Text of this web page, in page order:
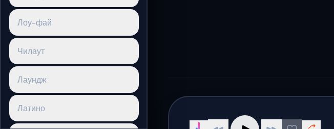
Лоу-фай
Чилаут
Лаундж
Латино
TOP COUNTRIES TOP